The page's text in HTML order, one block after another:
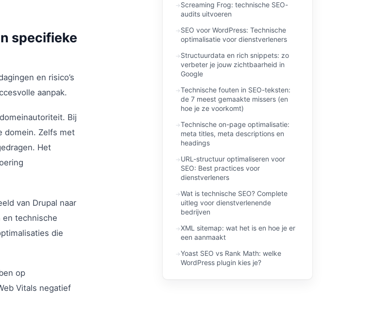
specifieke
en risico’s
aanpak.
Bij
domein. Zelfs met
Het
van Drupal naar
en technische
die
op
Vitals negatief
Screaming Frog: technische SEO-
audits uitvoeren
SEO voor WordPress: Technische
optimalisatie voor dienstverleners
Structuurdata en rich snippets: zo
verbeter je jouw zichtbaarheid in
Google
Technische fouten in SEO-teksten:
de 7 meest gemaakte missers (en
hoe je ze voorkomt)
Technische on-page optimalisatie:
meta titles, meta descriptions en
headings
URL-structuur optimaliseren voor
SEO: Best practices voor
dienstverleners
Wat is technische SEO? Complete
uitleg voor dienstverlenende
bedrijven
XML sitemap: wat het is en hoe je er
een aanmaakt
Yoast SEO vs Rank Math: welke
WordPress plugin kies je?